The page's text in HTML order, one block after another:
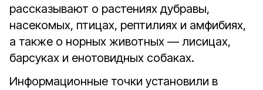
рассказывают о растениях дубравы,
насекомых, птицах, рептилиях и амфибиях,
а также о норных животных — лисицах,
барсуках и енотовидных собаках.
Информационные точки установили в